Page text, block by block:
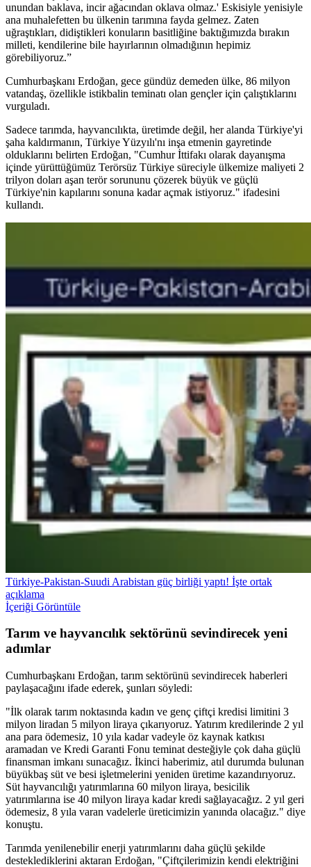
unundan baklava, incir ağacından oklava olmaz.' Eskisiyle yenisiyle
ana muhalefetten bu ülkenin tarımına fayda gelmez. Zaten
uğraştıkları, didiştikleri konuların basitliğine baktığımızda bırakın
milleti, kendilerine bile hayırlarının olmadığının hepimiz
görebiliyoruz.”
Cumhurbaşkanı Erdoğan, gece gündüz demeden ülke, 86 milyon
vatandaş, özellikle istikbalin teminatı olan gençler için çalıştıklarını
vurguladı.
Sadece tarımda, hayvancılıkta, üretimde değil, her alanda Türkiye'yi
şaha kaldırmanın, Türkiye Yüzyılı'nı inşa etmenin gayretinde
olduklarını belirten Erdoğan, "Cumhur İttifakı olarak dayanışma
içinde yürüttüğümüz Terörsüz Türkiye süreciyle ülkemize maliyeti 2
trilyon doları aşan terör sorununu çözerek büyük ve güçlü
Türkiye'nin kapılarını sonuna kadar açmak istiyoruz." ifadesini
kullandı.
Türkiye-Pakistan-Suudi Arabistan güç birliği yaptı! İşte ortak
açıklama
İçeriği Görüntüle
Tarım ve hayvancılık sektörünü sevindirecek yeni
adımlar
Cumhurbaşkanı Erdoğan, tarım sektörünü sevindirecek haberleri
paylaşacağını ifade ederek, şunları söyledi:
"İlk olarak tarım noktasında kadın ve genç çiftçi kredisi limitini 3
milyon liradan 5 milyon liraya çıkarıyoruz. Yatırım kredilerinde 2 yıl
ana para ödemesiz, 10 yıla kadar vadeyle öz kaynak katkısı
aramadan ve Kredi Garanti Fonu teminat desteğiyle çok daha güçlü
finansman imkanı sunacağız. İkinci haberimiz, atıl durumda bulunan
büyükbaş süt ve besi işletmelerini yeniden üretime kazandırıyoruz.
Süt hayvancılığı yatırımlarına 60 milyon liraya, besicilik
yatırımlarına ise 40 milyon liraya kadar kredi sağlayacağız. 2 yıl geri
ödemesiz, 8 yıla varan vadelerle üreticimizin yanında olacağız." diye
konuştu.
Tarımda yenilenebilir enerji yatırımlarını daha güçlü şekilde
desteklediklerini aktaran Erdoğan, "Çiftçilerimizin kendi elektriğini